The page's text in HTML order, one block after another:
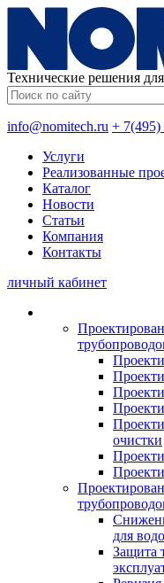
Технические решения
info@nomitech.ru + 7(495)
Услуги
Реализованные
Каталог
Новости
Статьи
Компания
Контакты
личный кабинет
очистки
для
Защита